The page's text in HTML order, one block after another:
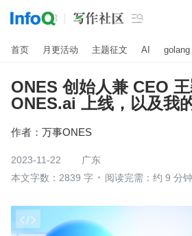

首页 月更活动 主题征文 AI golang
ONES 创始人兼 CEO 王
ONES.ai 上线，以及我
作者： 万事ONES
2023-11-22
广东
本文字数：2839 字
阅读完需：约 9 分钟